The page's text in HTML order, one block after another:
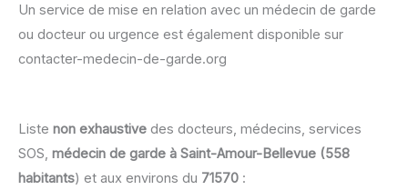
Un service de mise en relation avec un médecin de garde
ou docteur ou urgence est également disponible sur
contacter-medecin-de-garde.org
Liste non exhaustive des docteurs, médecins, services
SOS, médecin de garde à Saint-Amour-Bellevue (558
habitants) et aux environs du 71570 :